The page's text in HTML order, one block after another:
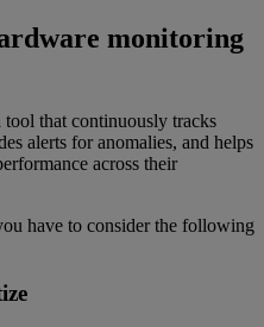
monitoring
that continuously tracks
alerts for anomalies, and helps
across their
have to consider the following